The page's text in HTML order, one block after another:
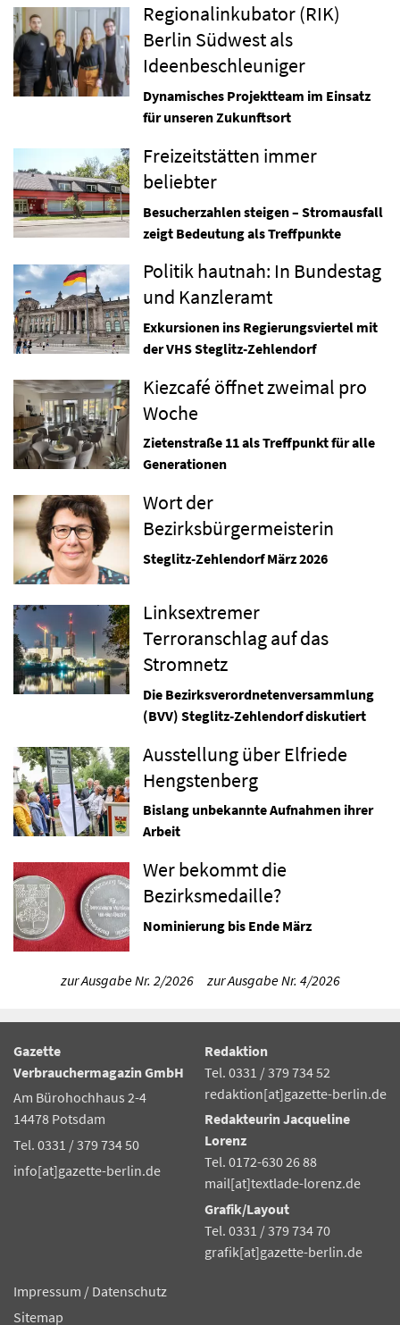
Regionalinkubator (RIK)
Berlin Südwest als
Ideenbeschleuniger
Dynamisches Projektteam im Einsatz
für unseren Zukunftsort
Freizeitstätten immer
beliebter
Besucherzahlen steigen – Stromausfall
zeigt Bedeutung als Treffpunkte
Politik hautnah: In Bundestag
und Kanzleramt
Exkursionen ins Regierungsviertel mit
der VHS Steglitz-Zehlendorf
Kiezcafé öffnet zweimal pro
Woche
Zietenstraße 11 als Treffpunkt für alle
Generationen
Wort der
Bezirksbürgermeisterin
Steglitz-Zehlendorf März 2026
Linksextremer
Terroranschlag auf das
Stromnetz
Die Bezirksverordnetenversammlung
(BVV) Steglitz-Zehlendorf diskutiert
Ausstellung über Elfriede
Hengstenberg
Bislang unbekannte Aufnahmen ihrer
Arbeit
Wer bekommt die
Bezirksmedaille?
Nominierung bis Ende März
zur Ausgabe Nr. 2/2026 zur Ausgabe Nr. 4/2026
Gazette
Verbrauchermagazin GmbH
Am Bürohochhaus 2-4
14478 Potsdam
Tel. 0331 / 379 734 50
info[at]gazette-berlin.de
Redaktion
Tel. 0331 / 379 734 52
redaktion[at]gazette-berlin.de
Redakteurin Jacqueline
Lorenz
Tel. 0172-630 26 88
mail[at]textlade-lorenz.de
Grafik/Layout
Tel. 0331 / 379 734 70
grafik[at]gazette-berlin.de
Impressum / Datenschutz
Sitemap